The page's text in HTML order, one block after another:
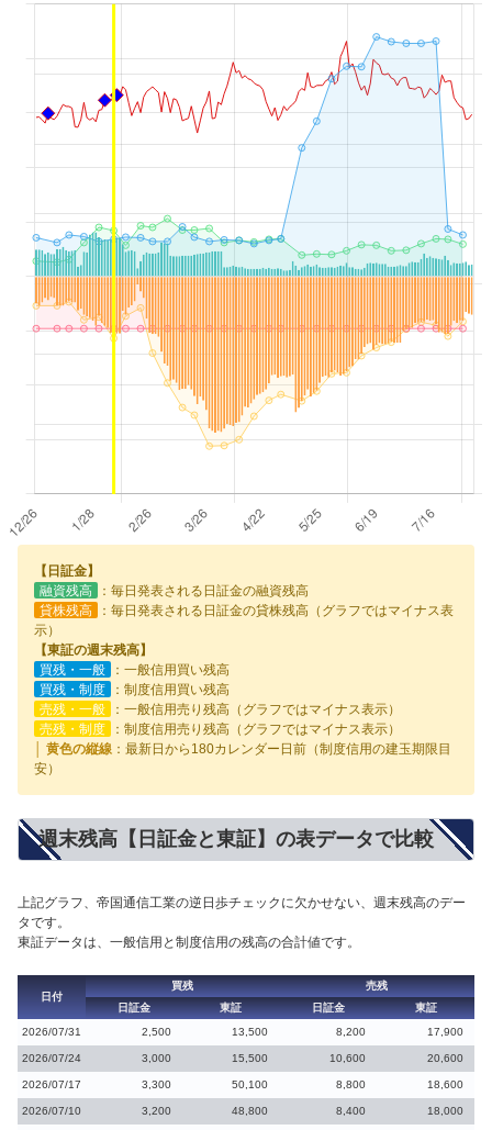
【日証金】
融資残高
：毎日発表される日証金の融資残高
貸株残高
：毎日発表される日証金の貸株残高（グラフではマイナス表
示）
【東証の週末残高】
買残・一般
：一般信用買い残高
買残・制度
：制度信用買い残高
売残・一般
：一般信用売り残高（グラフではマイナス表示）
売残・制度
：制度信用売り残高（グラフではマイナス表示）
│ 黄色の縦線 ：最新日から180カレンダー日前（制度信用の建玉期限目
安）
週末残高【日証金と東証】の表データで比較
上記グラフ、帝国通信工業の逆日歩チェックに欠かせない、週末残高のデー
タです。
東証データは、一般信用と制度信用の残高の合計値です。
日付
買残
売残
日証金
東証 日証金
東証
2026/07/31
2,500 13,500 8,200 17,900
2026/07/24 3,000 15,500 10,600 20,600
2026/07/17 3,300 50,100 8,800 18,600
2026/07/10 3,200 48,800 8,400 18,000